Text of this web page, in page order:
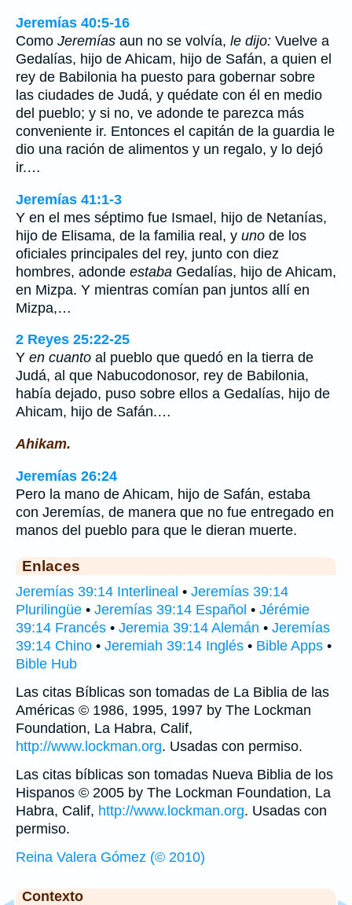
Jeremías 40:5-16
Como Jeremías aun no se volvía, le dijo: Vuelve a
Gedalías, hijo de Ahicam, hijo de Safán, a quien el
rey de Babilonia ha puesto para gobernar sobre
las ciudades de Judá, y quédate con él en medio
del pueblo; y si no, ve adonde te parezca más
conveniente ir. Entonces el capitán de la guardia le
dio una ración de alimentos y un regalo, y lo dejó
ir.…
Jeremías 41:1-3
Y en el mes séptimo fue Ismael, hijo de Netanías,
hijo de Elisama, de la familia real, y uno de los
oficiales principales del rey, junto con diez
hombres, adonde estaba Gedalías, hijo de Ahicam,
en Mizpa. Y mientras comían pan juntos allí en
Mizpa,…
2 Reyes 25:22-25
Y en cuanto al pueblo que quedó en la tierra de
Judá, al que Nabucodonosor, rey de Babilonia,
había dejado, puso sobre ellos a Gedalías, hijo de
Ahicam, hijo de Safán.…
Ahikam.
Jeremías 26:24
Pero la mano de Ahicam, hijo de Safán, estaba
con Jeremías, de manera que no fue entregado en
manos del pueblo para que le dieran muerte.
Enlaces
Jeremías 39:14 Interlineal • Jeremías 39:14
Plurilingüe • Jeremías 39:14 Español • Jérémie
39:14 Francés • Jeremia 39:14 Alemán • Jeremías
39:14 Chino • Jeremiah 39:14 Inglés • Bible Apps •
Bible Hub
Las citas Bíblicas son tomadas de La Biblia de las
Américas © 1986, 1995, 1997 by The Lockman
Foundation, La Habra, Calif,
http://www.lockman.org. Usadas con permiso.
Las citas bíblicas son tomadas Nueva Biblia de los
Hispanos © 2005 by The Lockman Foundation, La
Habra, Calif, http://www.lockman.org. Usadas con
permiso.
Reina Valera Gómez (© 2010)
Contexto